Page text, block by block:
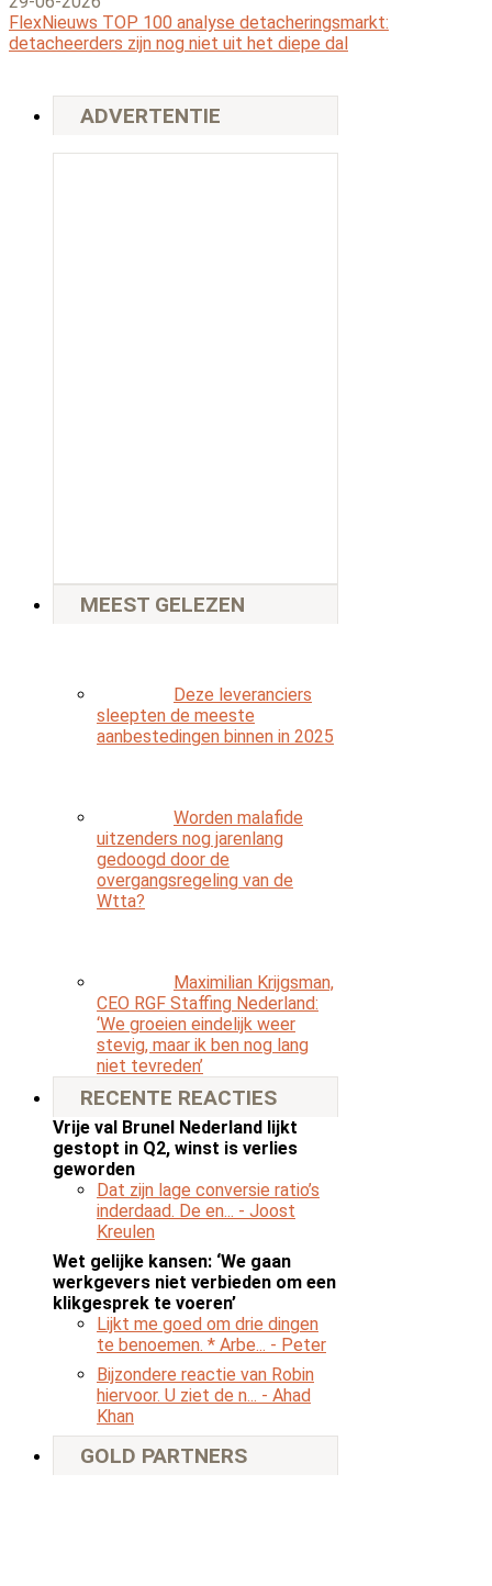
FlexNieuws TOP 100 analyse detacheringsmarkt:
detacheerders zijn nog niet uit het diepe dal
ADVERTENTIE
MEEST GELEZEN
Deze leveranciers
sleepten de meeste
aanbestedingen binnen in 2025
Worden malafide
uitzenders nog jarenlang
gedoogd door de
overgangsregeling van de
Wtta?
Maximilian Krijgsman,
CEO RGF Staffing Nederland:
‘We groeien eindelijk weer
stevig, maar ik ben nog lang
niet tevreden’
RECENTE REACTIES
Vrije val Brunel Nederland lijkt
gestopt in Q2, winst is verlies
geworden
Dat zijn lage conversie ratio’s
inderdaad. De en... - Joost
Kreulen
Wet gelijke kansen: ‘We gaan
werkgevers niet verbieden om een
klikgesprek te voeren’
Lijkt me goed om drie dingen
te benoemen. * Arbe... - Peter
Bijzondere reactie van Robin
hiervoor. U ziet de n... - Ahad
Khan
GOLD PARTNERS